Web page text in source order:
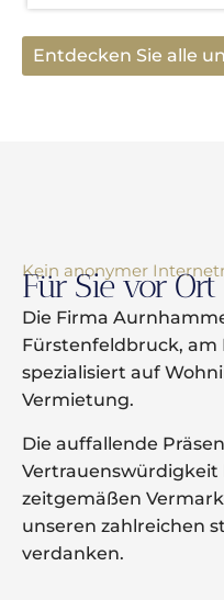
Entdecken Sie alle
Kein anonymer
Für Sie vor Ort
Die Firma
Fürstenfeldbruck, am
spezialisiert auf
Vermietung.
Die auffallende
Vertrauenswürdigkeit
zeitgemäßen
unseren zahlreichen
verdanken.